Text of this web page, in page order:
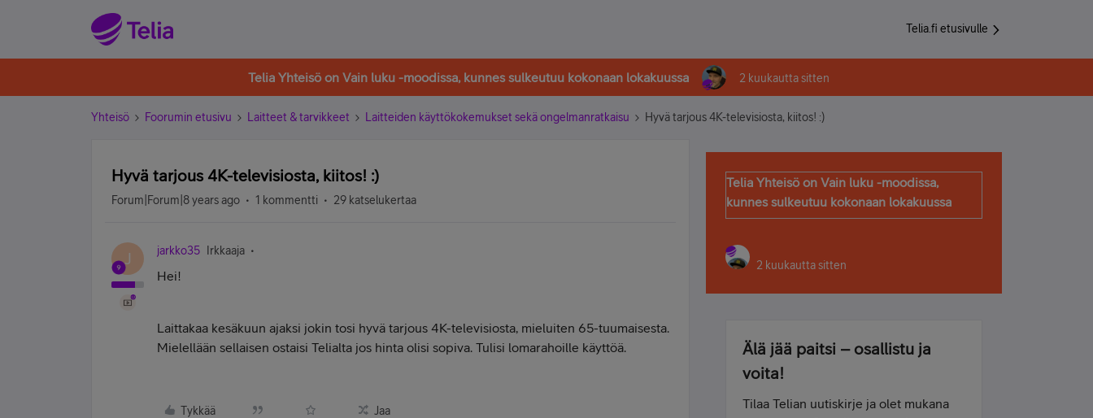
Telia.fi etusivulle
Telia Yhteisö on Vain luku -moodissa, kunnes sulkeutuu kokonaan lokakuussa 2 kuukautta sitten
Yhteisö Foorumin etusivu Laitteet & tarvikkeet Laitteiden käyttökokemukset sekä ongelmanratkaisu Hyvä tarjous 4K-televisiosta, kiitos! :)
Hyvä tarjous 4K-televisiosta, kiitos! :)
Forum|Forum|8 years ago 1 kommentti 29 katselukertaa
J jarkko35 Irkkaaja
Hei!
Laittakaa kesäkuun ajaksi jokin tosi hyvä tarjous 4K-televisiosta, mieluiten 65-tuumaisesta.
Mielellään sellaisen ostaisi Telialta jos hinta olisi sopiva. Tulisi lomarahoille käyttöä.
Tykkää Jaa
Telia Yhteisö on Vain luku -moodissa,
kunnes sulkeutuu kokonaan lokakuussa
2 kuukautta sitten
Älä jää paitsi – osallistu ja
voita!
Tilaa Telian uutiskirje ja olet mukana